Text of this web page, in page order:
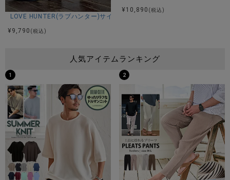
LOVE HUNTER(ラブハンター)サイドジップヒールブーツ/全3色
¥ 9,790 (税込)
¥ 10,890 (税込)
人気アイテムランキング
1 2